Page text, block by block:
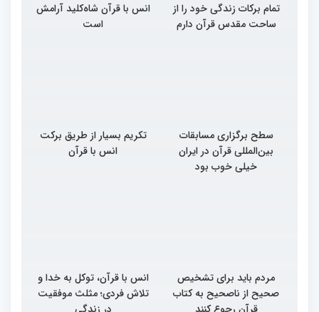
تمام برکات زندگی خود را از
ساحت مقدس قرآن دارم
انس با قرآن شاه‌کلید آرامش
است
سطح برگزاری مسابقات
بین‌المللی قرآن در ایران
خیلی خوب بود
تکریم بسیار از طریق برکت
انس با قرآن
مردم باید برای تشخیص
صحیح از ناصحیح به کتاب
انس با قرآن، توکل به خدا و
تلاش فردی؛ مثلث موفقیت